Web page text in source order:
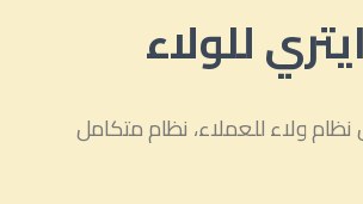
للولاء
ولاء للعملاء، نظام متكامل